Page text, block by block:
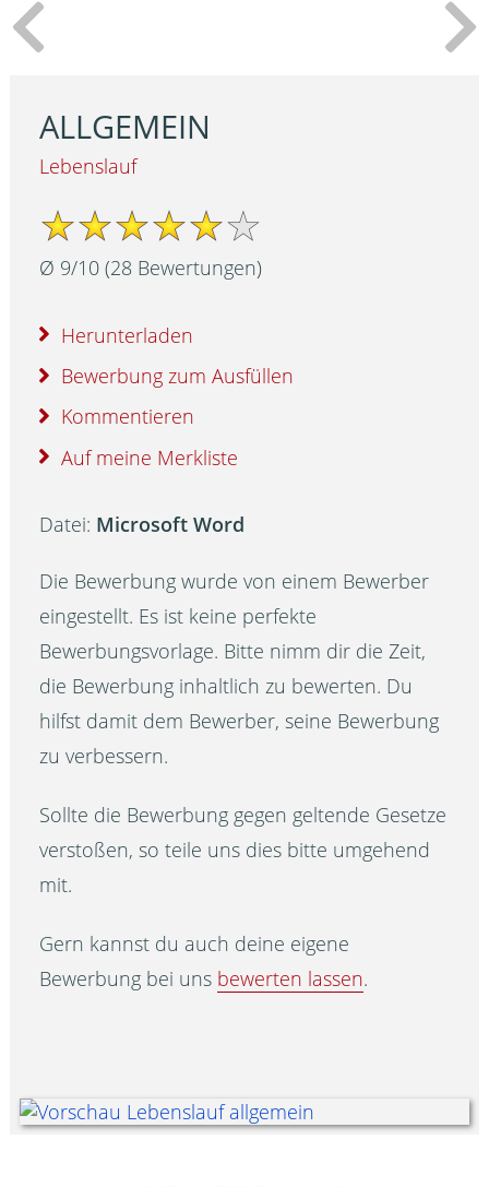
ALLGEMEIN
Lebenslauf
Ø 9/10 (28 Bewertungen)
Herunterladen
Bewerbung zum Ausfüllen
Kommentieren
Auf meine Merkliste
Datei: Microsoft Word
Die Bewerbung wurde von einem Bewerber
eingestellt. Es ist keine perfekte
Bewerbungsvorlage. Bitte nimm dir die Zeit,
die Bewerbung inhaltlich zu bewerten. Du
hilfst damit dem Bewerber, seine Bewerbung
zu verbessern.
Sollte die Bewerbung gegen geltende Gesetze
verstoßen, so teile uns dies bitte umgehend
mit.
Gern kannst du auch deine eigene
Bewerbung bei uns bewerten lassen.